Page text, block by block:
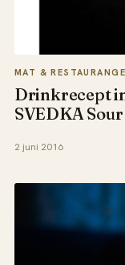
MAT &
Drinkrecept
SVEDKA Sour
2 juni 2016